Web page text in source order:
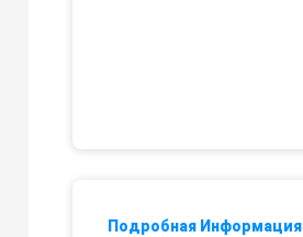
Подробная Информация